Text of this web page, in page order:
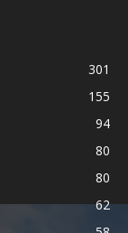
301
155
94
80
80
62